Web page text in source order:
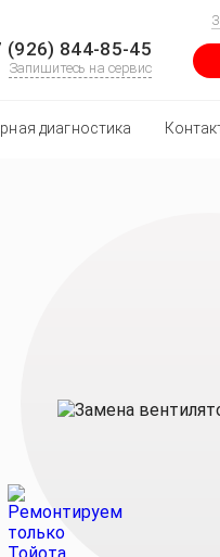
(926) 844-85-45
Запишитесь на сервис
диагностика